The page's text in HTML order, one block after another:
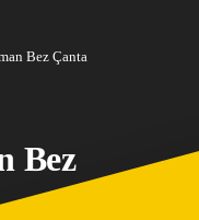
Bez Çanta
Bez